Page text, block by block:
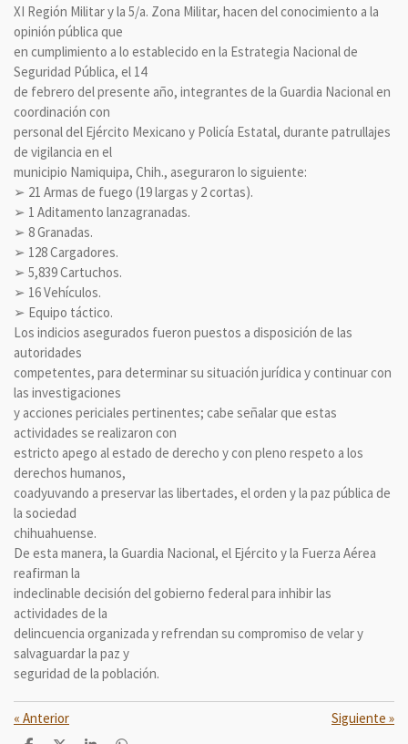
XI Región Militar y la 5/a. Zona Militar, hacen del conocimiento a la
opinión pública que
en cumplimiento a lo establecido en la Estrategia Nacional de
Seguridad Pública, el 14
de febrero del presente año, integrantes de la Guardia Nacional en
coordinación con
personal del Ejército Mexicano y Policía Estatal, durante patrullajes
de vigilancia en el
municipio Namiquipa, Chih., aseguraron lo siguiente:
➢ 21 Armas de fuego (19 largas y 2 cortas).
➢ 1 Aditamento lanzagranadas.
➢ 8 Granadas.
➢ 128 Cargadores.
➢ 5,839 Cartuchos.
➢ 16 Vehículos.
➢ Equipo táctico.
Los indicios asegurados fueron puestos a disposición de las
autoridades
competentes, para determinar su situación jurídica y continuar con
las investigaciones
y acciones periciales pertinentes; cabe señalar que estas
actividades se realizaron con
estricto apego al estado de derecho y con pleno respeto a los
derechos humanos,
coadyuvando a preservar las libertades, el orden y la paz pública de
la sociedad
chihuahuense.
De esta manera, la Guardia Nacional, el Ejército y la Fuerza Aérea
reafirman la
indeclinable decisión del gobierno federal para inhibir las
actividades de la
delincuencia organizada y refrendan su compromiso de velar y
salvaguardar la paz y
seguridad de la población.
« Anterior Siguiente »